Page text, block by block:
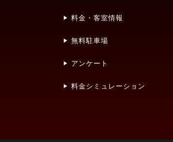
料金・客室情報
無料駐車場
アンケート
料金シミュレーション